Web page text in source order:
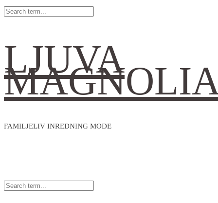
LJUVA
FAMILJELIV INREDNING MODE